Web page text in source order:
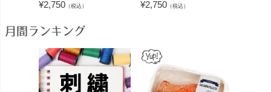
¥2,750 （税込） ¥2,750 （税込）
月間ランキング